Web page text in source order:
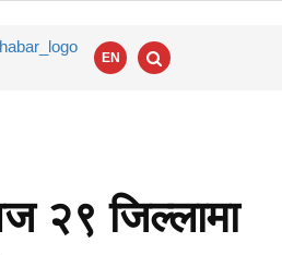
EN
२९ जिल्लामा